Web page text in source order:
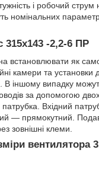
і робочий струм
номінальних
315х143 -2,2-6 ПР
встановлювати як
камери та установки
В іншому випадку
за допомогою
патрубка. Вхідний
— прямокутний.
зовнішні клеми.
вентилятора